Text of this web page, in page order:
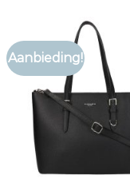
Aanbieding!